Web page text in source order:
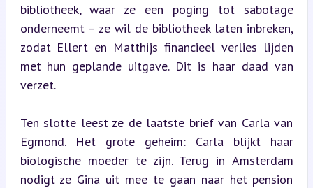
bibliotheek, waar ze een poging tot sabotage
onderneemt – ze wil de bibliotheek laten inbreken,
zodat Ellert en Matthijs financieel verlies lijden
met hun geplande uitgave. Dit is haar daad van
verzet.
Ten slotte leest ze de laatste brief van Carla van
Egmond. Het grote geheim: Carla blijkt haar
biologische moeder te zijn. Terug in Amsterdam
nodigt ze Gina uit mee te gaan naar het pension